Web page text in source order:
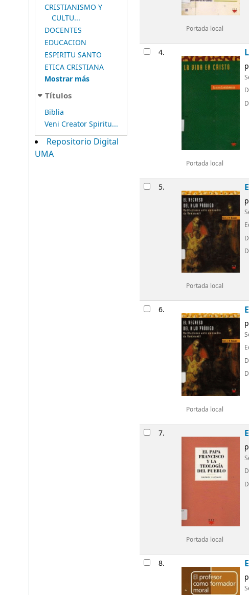
CRISTIANISMO Y
CULTU...
DOCENTES
EDUCACION
ESPIRITU SANTO
ETICA CRISTIANA
Mostrar más
Títulos
Biblia
Veni Creator Spiritu...
Repositorio Digital
UMA
Portada local
4.
Portada local
5.
Portada local
6.
Portada local
7.
Portada local
8.